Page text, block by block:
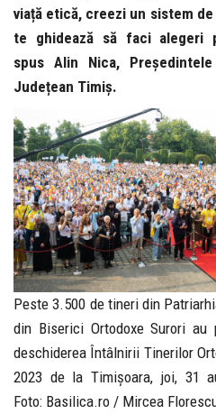
viață etică, creezi un sistem
te ghidează să faci alegeri
spus Alin Nica,
Județean Timiș.
Peste 3.500 de tineri din
din Biserici Ortodoxe Surori au
deschiderea Întâlnirii Tinerilor
2023 de la Timișoara, joi, 31
Foto: Basilica.ro / Mircea